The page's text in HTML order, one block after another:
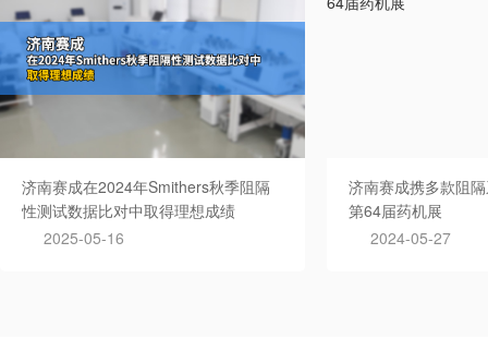
济南赛成在2024年Smithers秋季阻隔
性测试数据比对中取得理想成绩
2025-05-16
济南赛成携多款阻
第64届药机展
2024-05-27